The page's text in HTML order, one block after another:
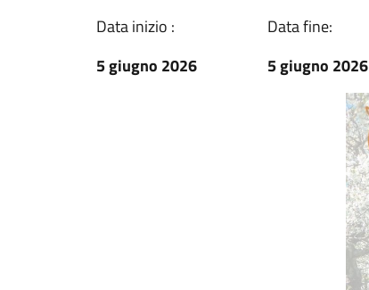
Data inizio :
5 giugno 2026
Data fine:
5 giugno 2026